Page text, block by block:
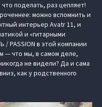
поделать, раз цепляет!
можно вспомнить и
интерьер Avatr 11, и
и «гитарными
/ PASSION в этой компании
— что мы, в самом деле,
не видели? Да и сама
как у родственного